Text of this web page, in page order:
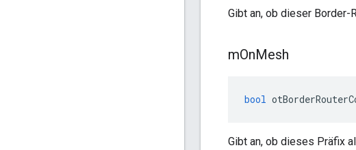
Gibt an, ob dieser Border-
mOnMesh
bool
Gibt an, ob dieses Präfix